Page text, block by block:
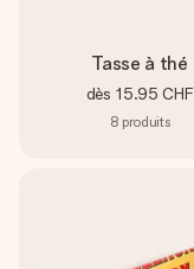
Tasse à thé
dès 15.95 CHF
8 produits